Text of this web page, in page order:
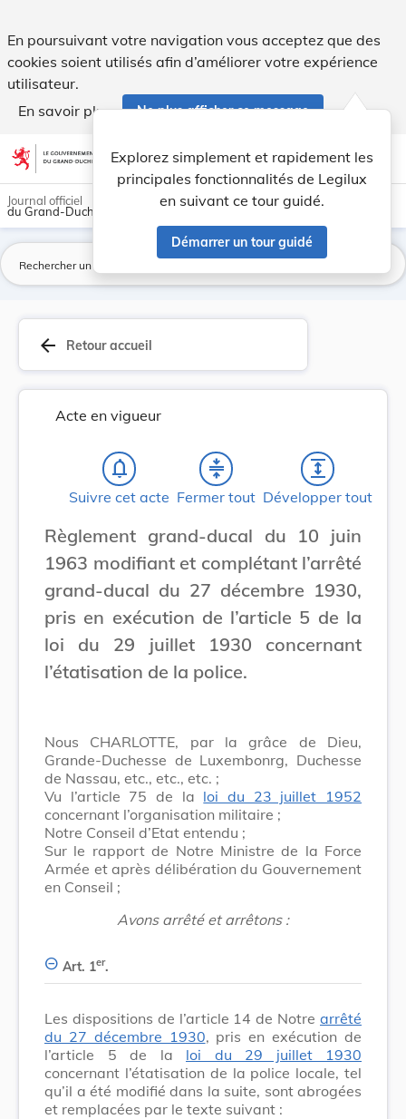
En poursuivant votre navigation vous acceptez que des
cookies soient utilisés afin d’améliorer votre expérience
utilisateur.
En savoir plus
Ne plus afficher ce message
Aller au contenu account_circle help Aide
Explorez simplement et rapidement les
principales fonctionnalités de Legilux
en suivant ce tour guidé.
Démarrer un tour guidé
light_mode dark_mode
Journal officiel
du Grand-Duché de Luxembourg
arrow_back Retour accueil
Acte en vigueur
notifications_none
Suivre cet acte
compress
Fermer tout
expand
Développer tout
Règlement grand-ducal du 10 juin
1963 modifiant et complétant l’arrêté
grand-ducal du 27 décembre 1930,
pris en exécution de l’article 5 de la
loi du 29 juillet 1930 concernant
l’étatisation de la police.
Nous CHARLOTTE, par la grâce de Dieu,
Grande-Duchesse de Luxembonrg, Duchesse
de Nassau, etc., etc., etc. ;
Vu l’article 75 de la loi du 23 juillet 1952
concernant l’organisation militaire ;
Notre Conseil d’Etat entendu ;
Sur le rapport de Notre Ministre de la Force
Armée et après délibération du Gouvernement
en Conseil ;
Avons arrêté et arrêtons :
Art. 1er.
Les dispositions de l’article 14 de Notre arrêté
du 27 décembre 1930, pris en exécution de
l’article 5 de la loi du 29 juillet 1930
concernant l’étatisation de la police locale, tel
qu’il a été modifié dans la suite, sont abrogées
et remplacées par le texte suivant :